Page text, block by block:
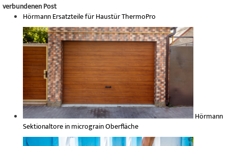
verbundenen Post
Hörmann Ersatzteile für Haustür ThermoPro
Hörmann
Sektionaltore in micrograin Oberfläche